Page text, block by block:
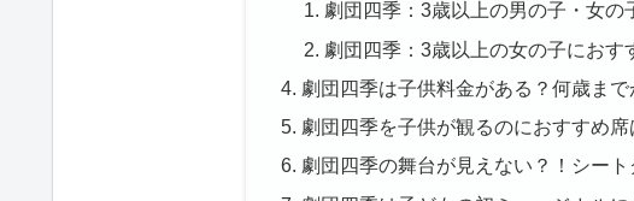
劇団四季：3歳以上の男の子・女の
劇団四季：3歳以上の女の子におす
劇団四季は子供料金がある？何歳まで
劇団四季を子供が観るのにおすすめ席
劇団四季の舞台が見えない？！シート